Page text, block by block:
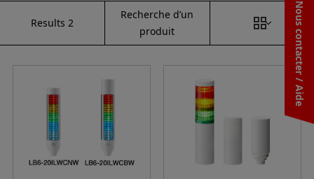
Nous contacter / Aide
Results2
Recherche d’un
produit